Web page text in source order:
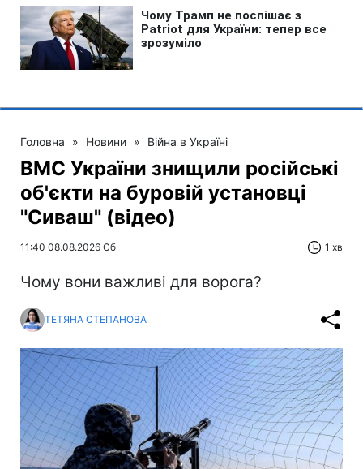
Головна » Новини » Війна в Україні
ВМС України знищили російські
об'єкти на буровій установці
"Сиваш" (відео)
11:40 08.08.2026 Сб 1 хв
Чому вони важливі для ворога?
ТЕТЯНА СТЕПАНОВА